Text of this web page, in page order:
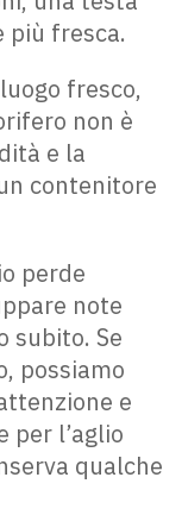
più fresca.
fresco,
non è
e la
contenitore
perde
note
subito. Se
possiamo
e
per l’aglio
qualche